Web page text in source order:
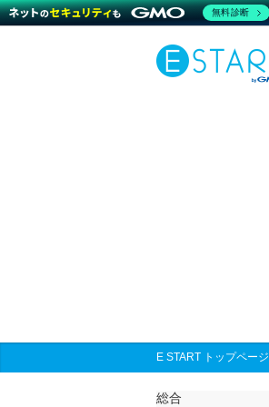
E START トップページ
総合
無料診断